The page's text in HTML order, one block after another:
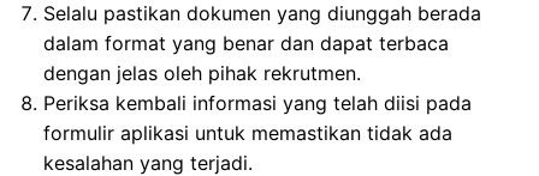
Selalu pastikan dokumen yang diunggah berada
dalam format yang benar dan dapat terbaca
dengan jelas oleh pihak rekrutmen.
Periksa kembali informasi yang telah diisi pada
formulir aplikasi untuk memastikan tidak ada
kesalahan yang terjadi.